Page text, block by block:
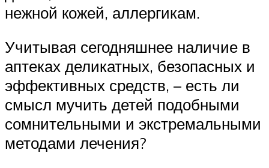
нежной кожей, аллергикам.
Учитывая сегодняшнее наличие в
аптеках деликатных, безопасных и
эффективных средств, – есть ли
смысл мучить детей подобными
сомнительными и экстремальными
методами лечения?